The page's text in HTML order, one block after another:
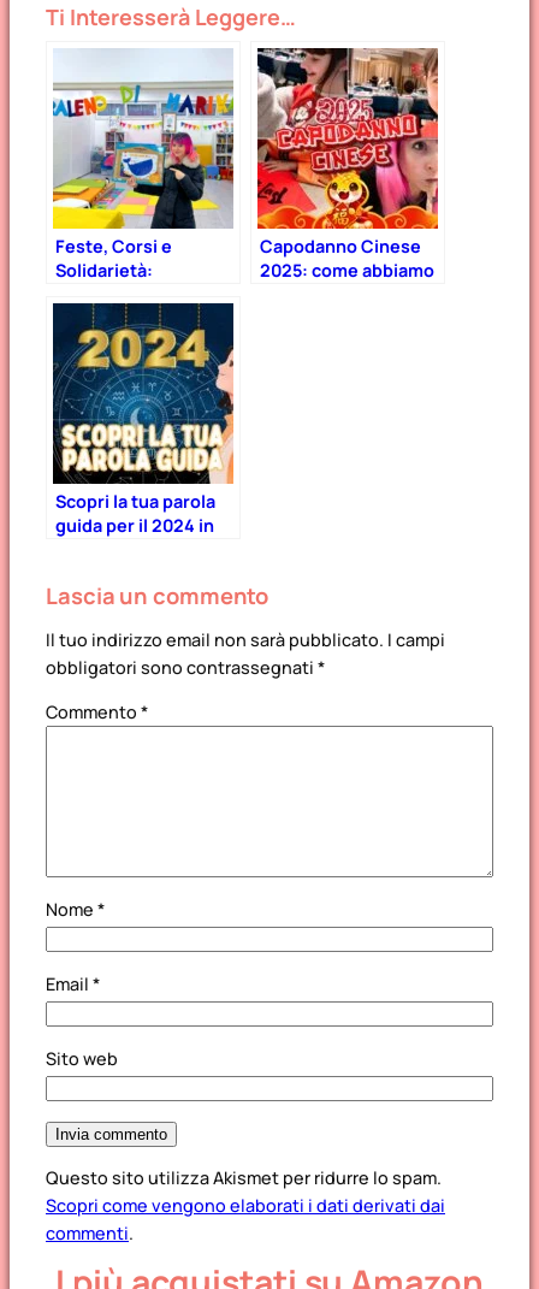
Ti Interesserà Leggere…
Feste, Corsi e
Solidarietà:
Marika colora il
futuro dei bambini!
Capodanno Cinese
2025: come abbiamo
Scopri la tua parola
guida per il 2024 in
Lascia un commento
Il tuo indirizzo email non sarà pubblicato. I campi
obbligatori sono contrassegnati *
Commento *
Nome *
Email *
Sito web
Questo sito utilizza Akismet per ridurre lo spam.
Scopri come vengono elaborati i dati derivati dai
commenti.